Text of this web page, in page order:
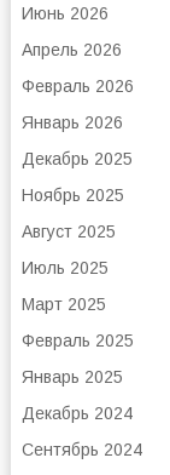
Июнь 2026
Апрель 2026
Февраль 2026
Январь 2026
Декабрь 2025
Ноябрь 2025
Август 2025
Июль 2025
Март 2025
Февраль 2025
Январь 2025
Декабрь 2024
Сентябрь 2024